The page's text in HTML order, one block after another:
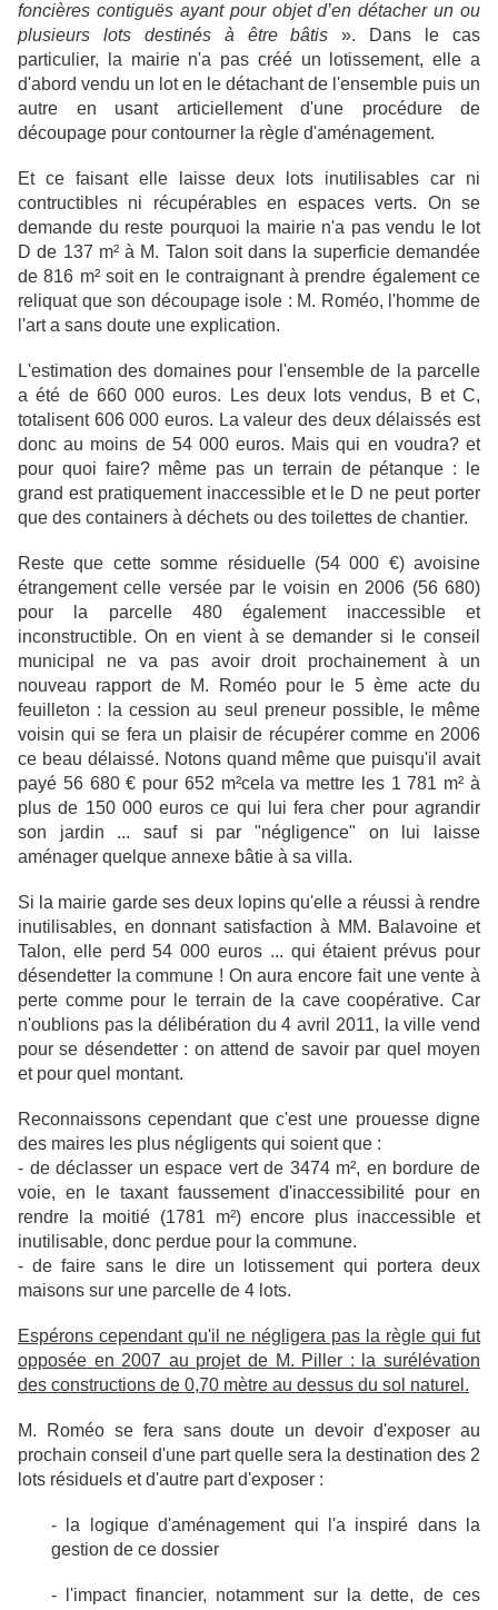
foncières contiguës ayant pour objet d’en détacher un ou
plusieurs lots destinés à être bâtis ». Dans le cas
particulier, la mairie n'a pas créé un lotissement, elle a
d'abord vendu un lot en le détachant de l'ensemble puis un
autre en usant articiellement d'une procédure de
découpage pour contourner la règle d'aménagement.
Et ce faisant elle laisse deux lots inutilisables car ni
contructibles ni récupérables en espaces verts. On se
demande du reste pourquoi la mairie n'a pas vendu le lot
D de 137 m² à M. Talon soit dans la superficie demandée
de 816 m² soit en le contraignant à prendre également ce
reliquat que son découpage isole : M. Roméo, l'homme de
l'art a sans doute une explication.
L'estimation des domaines pour l'ensemble de la parcelle
a été de 660 000 euros. Les deux lots vendus, B et C,
totalisent 606 000 euros. La valeur des deux délaissés est
donc au moins de 54 000 euros. Mais qui en voudra? et
pour quoi faire? même pas un terrain de pétanque : le
grand est pratiquement inaccessible et le D ne peut porter
que des containers à déchets ou des toilettes de chantier.
Reste que cette somme résiduelle (54 000 €) avoisine
étrangement celle versée par le voisin en 2006 (56 680)
pour la parcelle 480 également inaccessible et
inconstructible. On en vient à se demander si le conseil
municipal ne va pas avoir droit prochainement à un
nouveau rapport de M. Roméo pour le 5 ème acte du
feuilleton : la cession au seul preneur possible, le même
voisin qui se fera un plaisir de récupérer comme en 2006
ce beau délaissé. Notons quand même que puisqu'il avait
payé 56 680 € pour 652 m²cela va mettre les 1 781 m² à
plus de 150 000 euros ce qui lui fera cher pour agrandir
son jardin ... sauf si par "négligence" on lui laisse
aménager quelque annexe bâtie à sa villa.
Si la mairie garde ses deux lopins qu'elle a réussi à rendre
inutilisables, en donnant satisfaction à MM. Balavoine et
Talon, elle perd 54 000 euros ... qui étaient prévus pour
désendetter la commune ! On aura encore fait une vente à
perte comme pour le terrain de la cave coopérative. Car
n'oublions pas la délibération du 4 avril 2011, la ville vend
pour se désendetter : on attend de savoir par quel moyen
et pour quel montant.
Reconnaissons cependant que c'est une prouesse digne
des maires les plus négligents qui soient que :
- de déclasser un espace vert de 3474 m², en bordure de
voie, en le taxant faussement d'inaccessibilité pour en
rendre la moitié (1781 m²) encore plus inaccessible et
inutilisable, donc perdue pour la commune.
- de faire sans le dire un lotissement qui portera deux
maisons sur une parcelle de 4 lots.
Espérons cependant qu'il ne négligera pas la règle qui fut
opposée en 2007 au projet de M. Piller : la surélévation
des constructions de 0,70 mètre au dessus du sol naturel.
M. Roméo se fera sans doute un devoir d'exposer au
prochain conseil d'une part quelle sera la destination des 2
lots résiduels et d'autre part d'exposer :
- la logique d'aménagement qui l'a inspiré dans la
gestion de ce dossier
- l'impact financier, notamment sur la dette, de ces